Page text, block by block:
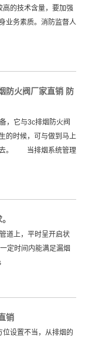
的技术含量，要加强
业务素质。消防监督人
防火阀厂家直销 防
，它与3c排烟防火阀
的时候，可与做到马上
去。 当排烟系统管理
道上，平时呈开启状
定时间内能满足漏烟
销
设置不当，从排烟的